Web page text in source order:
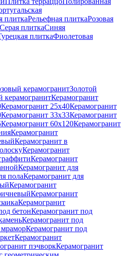
плиткаРельефная плиткаРозовая
Серая плиткаСиняя
плиткаФиолетовая
керамогранитЗолотой
керамогранитКерамогранит
Керамогранит 25x40Керамогранит
Керамогранит 33x33Керамогранит
Керамогранит 60x120Керамогранит
Керамогранит
Керамогранит в
Керамогранит
Керамогранит
Керамогранит для
полаКерамогранит для
Керамогранит
Керамогранит
Керамогранит
бетонКерамогранит под
Керамогранит под
мраморКерамогранит под
Керамогранит
пэчворкКерамогранит